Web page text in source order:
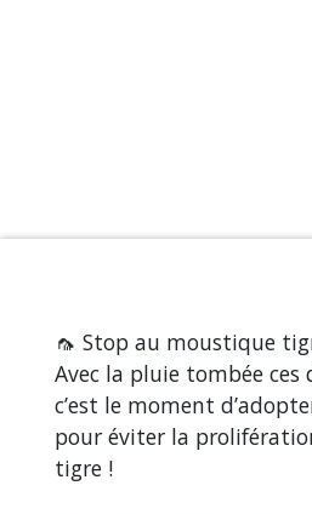
🦟 Stop au moustique
Avec la pluie tombée ces
c’est le moment
pour éviter la
tigre !